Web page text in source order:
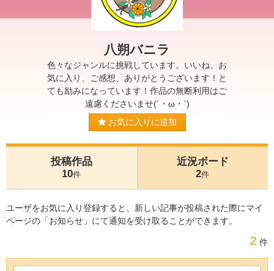
八朔バニラ
色々なジャンルに挑戦しています。いいね、お
気に入り、ご感想、ありがとうございます！と
ても励みになっています！作品の無断利用はご
遠慮くださいませ(´・ω・`)
お気に入りに追加
投稿作品
10件
近況ボード
2件
ユーザをお気に入り登録すると、新しい記事が投稿された際にマイ
ページの「お知らせ」にて通知を受け取ることができます。
2 件